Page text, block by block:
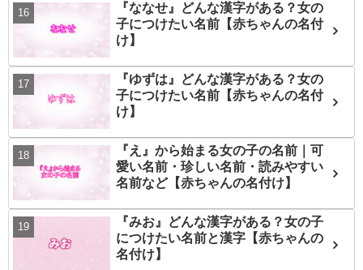
『ななせ』どんな漢字がある？女の
子につけたい名前【赤ちゃんの名付
け】
『ゆずは』どんな漢字がある？女の
子につけたい名前【赤ちゃんの名付
け】
『え』から始まる女の子の名前｜可
愛い名前・珍しい名前・読みやすい
名前など【赤ちゃんの名付け】
『みお』どんな漢字がある？女の子
につけたい名前と漢字【赤ちゃんの
名付け】